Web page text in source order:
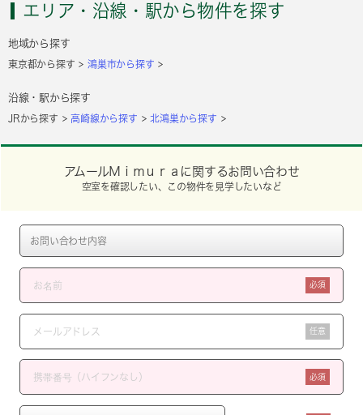
エリア・沿線・駅から物件を探す
地域から探す
東京都から探す 鴻巣市から探す
沿線・駅から探す
JRから探す 高崎線から探す 北鴻巣から探す
アムールＭｉｍｕｒａに関するお問い合わせ
空室を確認したい、この物件を見学したいなど
必須
任意
必須